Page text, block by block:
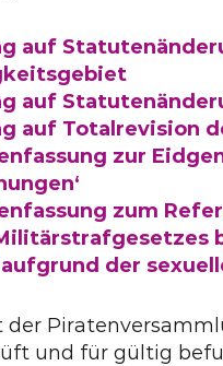
auf
auf
auf Totalrevision
zur
zum
aufgrund der
der
und für gültig